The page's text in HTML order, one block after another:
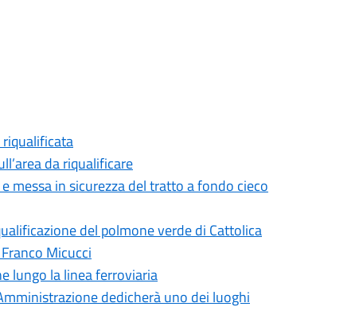
riqualificata
da riqualificare
in sicurezza del tratto a fondo cieco
del polmone verde di Cattolica
Micucci
lungo la linea ferroviaria
dedicherà uno dei luoghi